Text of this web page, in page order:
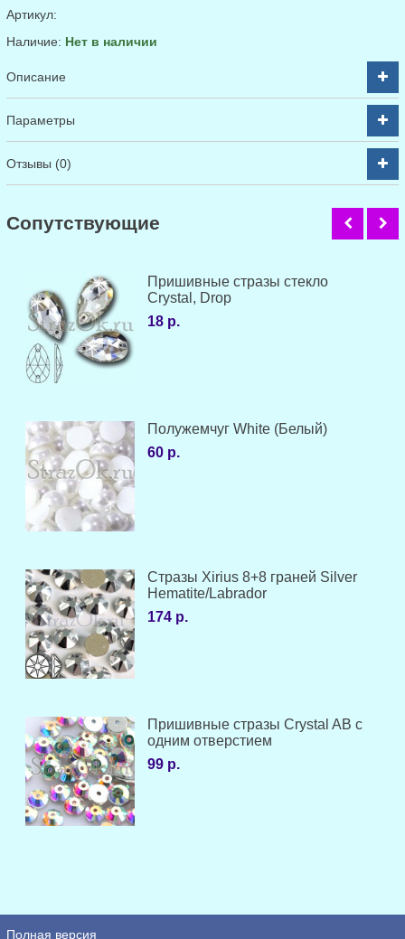
Артикул:
Наличие: Нет в наличии
Описание
Параметры
Отзывы (0)
Cопутствующие
Пришивные стразы стекло
Crystal, Drop
18 р.
Полужемчуг White (Белый)
60 р.
Стразы Xirius 8+8 граней Silver
Hematite/Labrador
174 р.
Пришивные стразы Crystal AB с
одним отверстием
99 р.
Полная версия